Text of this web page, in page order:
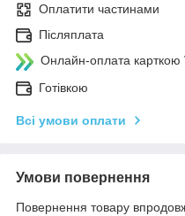
Оплатити частинами
Післяплата
Онлайн-оплата
Готівкою
Всі умови оплати
Умови повернення
Повернення товару